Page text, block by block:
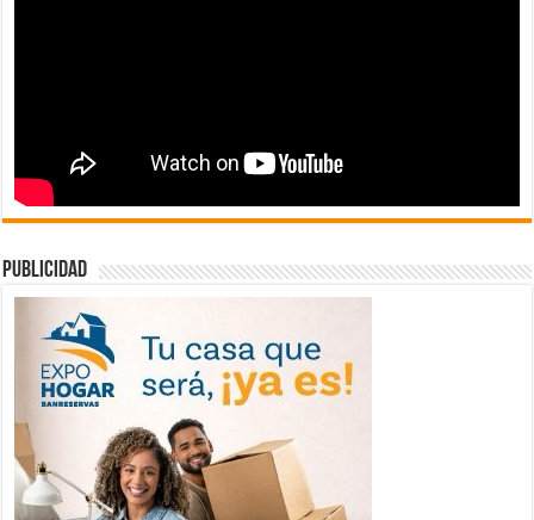
publicidad